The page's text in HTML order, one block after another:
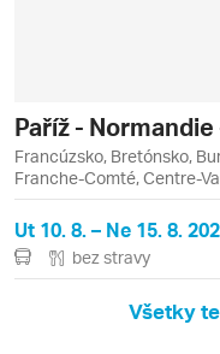
Paříž -
Francúzsko, Bretónsko,
Franche-Comté, Centre-
Paríž a okolie, Cluny,
Chartres, Louvre, Paríž,
Ut 10. 8. – Ne 15. 8.
bez stravy
Všetky